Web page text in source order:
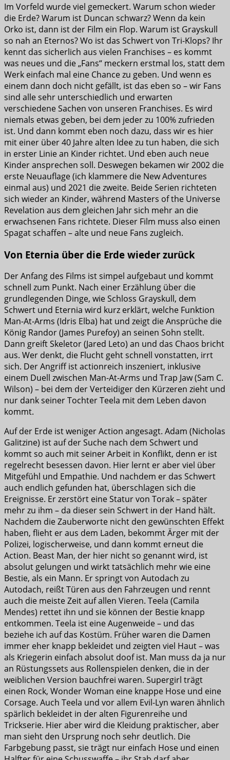
Im Vorfeld wurde viel gemeckert. Warum schon wieder
die Erde? Warum ist Duncan schwarz? Wenn da kein
Orko ist, dann ist der Film ein Flop. Warum ist Grayskull
so nah an Eternos? Wo ist das Schwert von Tri-Klops? Ihr
kennt das sicherlich aus vielen Franchises – es kommt
was neues und die „Fans“ meckern erstmal los, statt dem
Werk einfach mal eine Chance zu geben. Und wenn es
einem dann doch nicht gefällt, ist das eben so – wir Fans
sind alle sehr unterschiedlich und erwarten
verschiedene Sachen von unseren Franchises. Es wird
niemals etwas geben, bei dem jeder zu 100% zufrieden
ist. Und dann kommt eben noch dazu, dass wir es hier
mit einer über 40 Jahre alten Idee zu tun haben, die sich
in erster Linie an Kinder richtet. Und eben auch neue
Kinder ansprechen soll. Deswegen bekamen wir 2002 die
erste Neuauflage (ich klammere die New Adventures
einmal aus) und 2021 die zweite. Beide Serien richteten
sich wieder an Kinder, während Masters of the Universe
Revelation aus dem gleichen Jahr sich mehr an die
erwachsenen Fans richtete. Dieser Film muss also einen
Spagat schaffen – alte und neue Fans zugleich.
Von Eternia über die Erde wieder zurück
Der Anfang des Films ist simpel aufgebaut und kommt
schnell zum Punkt. Nach einer Erzählung über die
grundlegenden Dinge, wie Schloss Grayskull, dem
Schwert und Eternia wird kurz erklärt, welche Funktion
Man-At-Arms (Idris Elba) hat und zeigt die Ansprüche die
König Randor (James Purefoy) an seinen Sohn stellt.
Dann greift Skeletor (Jared Leto) an und das Chaos bricht
aus. Wer denkt, die Flucht geht schnell vonstatten, irrt
sich. Der Angriff ist actionreich inszeniert, inklusive
einem Duell zwischen Man-At-Arms und Trap Jaw (Sam C.
Wilson) – bei dem der Verteidiger den Kürzeren zieht und
nur dank seiner Tochter Teela mit dem Leben davon
kommt.
Auf der Erde ist weniger Action angesagt. Adam (Nicholas
Galitzine) ist auf der Suche nach dem Schwert und
kommt so auch mit seiner Arbeit in Konflikt, denn er ist
regelrecht besessen davon. Hier lernt er aber viel über
Mitgefühl und Empathie. Und nachdem er das Schwert
auch endlich gefunden hat, überschlagen sich die
Ereignisse. Er zerstört eine Statur von Torak – später
mehr zu ihm – da dieser sein Schwert in der Hand hält.
Nachdem die Zauberworte nicht den gewünschten Effekt
haben, flieht er aus dem Laden, bekommt Ärger mit der
Polizei, logischerweise, und dann kommt erneut die
Action. Beast Man, der hier nicht so genannt wird, ist
absolut gelungen und wirkt tatsächlich mehr wie eine
Bestie, als ein Mann. Er springt von Autodach zu
Autodach, reißt Türen aus den Fahrzeugen und rennt
auch die meiste Zeit auf allen Vieren. Teela (Camila
Mendes) rettet ihn und sie können der Bestie knapp
entkommen. Teela ist eine Augenweide – und das
beziehe ich auf das Kostüm. Früher waren die Damen
immer eher knapp bekleidet und zeigten viel Haut – was
als Kriegerin einfach absolut doof ist. Man muss da ja nur
an Rüstungssets aus Rollenspielen denken, die in der
weiblichen Version bauchfrei waren. Supergirl trägt
einen Rock, Wonder Woman eine knappe Hose und eine
Corsage. Auch Teela und vor allem Evil-Lyn waren ähnlich
spärlich bekleidet in der alten Figurenreihe und
Trickserie. Hier aber wird die Kleidung praktischer, aber
man sieht den Ursprung noch sehr deutlich. Die
Farbgebung passt, sie trägt nur einfach Hose und einen